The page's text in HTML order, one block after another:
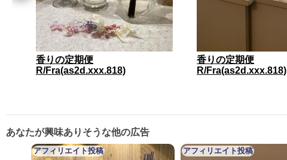
香りの定期便
R/Fra(as2d.xxx.818)
香りの定期便
R/Fra(as2d.xxx.818)
あなたが興味ありそうな他の広告
アフィリエイト投稿 アフィリエイト投稿